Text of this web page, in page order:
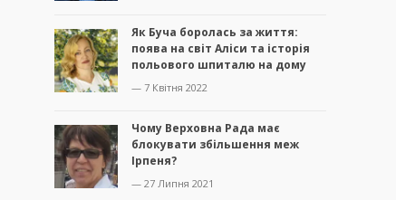
Як Буча боролась за життя:
поява на світ Аліси та історія
польового шпиталю на дому
— 7 Квітня 2022
Чому Верховна Рада має
блокувати збільшення меж
Ірпеня?
— 27 Липня 2021